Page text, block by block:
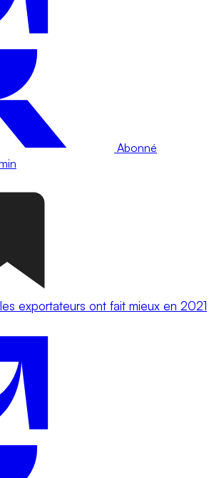
Abonné
exportateurs ont fait mieux en 2021